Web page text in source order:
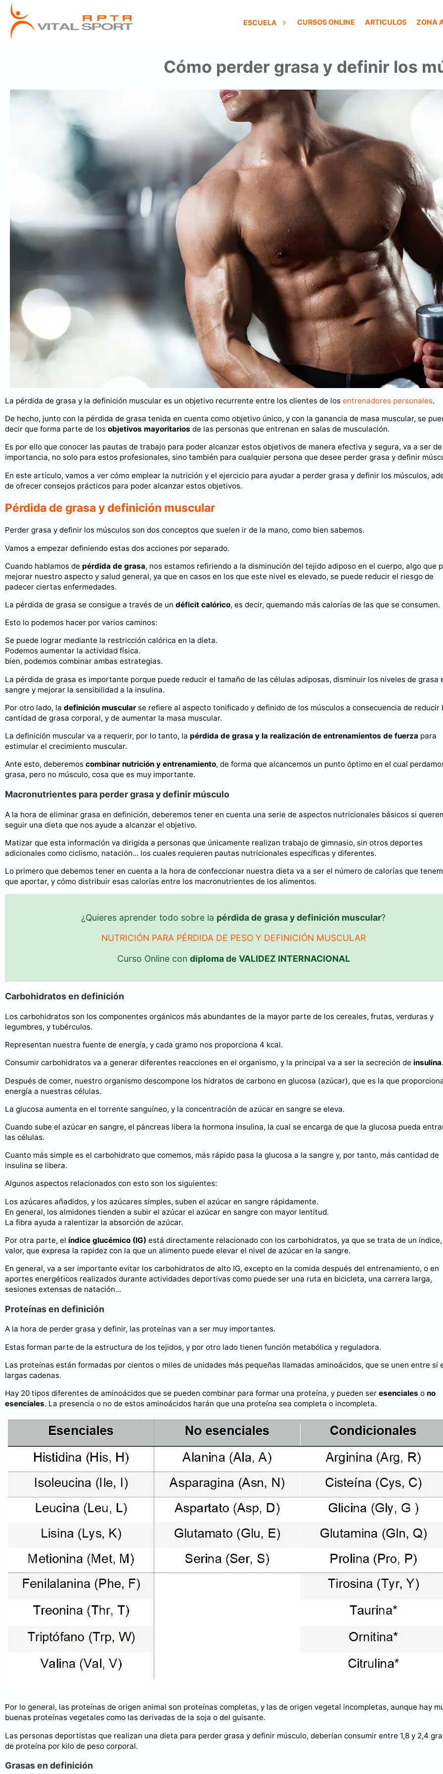
ESCUELA CURSOS ONLINE ARTICULOS ZONA
Cómo perder grasa y definir los
La pérdida de grasa y la definición muscular es un objetivo recurrente entre los clientes de los entrenadores personales.
De hecho, junto con la pérdida de grasa tenida en cuenta como objetivo único, y con la ganancia de masa muscular, se
decir que forma parte de los objetivos mayoritarios de las personas que entrenan en salas de musculación.
Es por ello que conocer las pautas de trabajo para poder alcanzar estos objetivos de manera efectiva y segura, va a ser
importancia, no solo para estos profesionales, sino también para cualquier persona que desee perder grasa y definir
En este artículo, vamos a ver cómo emplear la nutrición y el ejercicio para ayudar a perder grasa y definir los músculos,
de ofrecer consejos prácticos para poder alcanzar estos objetivos.
Pérdida de grasa y definición muscular
Perder grasa y definir los músculos son dos conceptos que suelen ir de la mano, como bien sabemos.
Vamos a empezar definiendo estas dos acciones por separado.
Cuando hablamos de pérdida de grasa, nos estamos refiriendo a la disminución del tejido adiposo en el cuerpo, algo que
mejorar nuestro aspecto y salud general, ya que en casos en los que este nivel es elevado, se puede reducir el riesgo de
padecer ciertas enfermedades.
La pérdida de grasa se consigue a través de un déficit calórico, es decir, quemando más calorías de las que se consumen.
Esto lo podemos hacer por varios caminos:
Se puede lograr mediante la restricción calórica en la dieta.
Podemos aumentar la actividad física.
bien, podemos combinar ambas estrategias.
La pérdida de grasa es importante porque puede reducir el tamaño de las células adiposas, disminuir los niveles de grasa
sangre y mejorar la sensibilidad a la insulina.
Por otro lado, la definición muscular se refiere al aspecto tonificado y definido de los músculos a consecuencia de reducir
cantidad de grasa corporal, y de aumentar la masa muscular.
La definición muscular va a requerir, por lo tanto, la pérdida de grasa y la realización de entrenamientos de fuerza para
estimular el crecimiento muscular.
Ante esto, deberemos combinar nutrición y entrenamiento, de forma que alcancemos un punto óptimo en el cual
grasa, pero no músculo, cosa que es muy importante.
Macronutrientes para perder grasa y definir músculo
A la hora de eliminar grasa en definición, deberemos tener en cuenta una serie de aspectos nutricionales básicos si
seguir una dieta que nos ayude a alcanzar el objetivo.
Matizar que esta información va dirigida a personas que únicamente realizan trabajo de gimnasio, sin otros deportes
adicionales como ciclismo, natación... los cuales requieren pautas nutricionales específicas y diferentes.
Lo primero que debemos tener en cuenta a la hora de confeccionar nuestra dieta va a ser el número de calorías que
que aportar, y cómo distribuir esas calorías entre los macronutrientes de los alimentos.
¿Quieres aprender todo sobre la pérdida de grasa y definición muscular?
NUTRICIÓN PARA PÉRDIDA DE PESO Y DEFINICIÓN MUSCULAR
Curso Online con diploma de VALIDEZ INTERNACIONAL
Carbohidratos en definición
Los carbohidratos son los componentes orgánicos más abundantes de la mayor parte de los cereales, frutas, verduras y
legumbres, y tubérculos.
Representan nuestra fuente de energía, y cada gramo nos proporciona 4 kcal.
Consumir carbohidratos va a generar diferentes reacciones en el organismo, y la principal va a ser la secreción de insulina.
Después de comer, nuestro organismo descompone los hidratos de carbono en glucosa (azúcar), que es la que
energía a nuestras células.
La glucosa aumenta en el torrente sanguíneo, y la concentración de azúcar en sangre se eleva.
Cuando sube el azúcar en sangre, el páncreas libera la hormona insulina, la cual se encarga de que la glucosa pueda
las células.
Cuanto más simple es el carbohidrato que comemos, más rápido pasa la glucosa a la sangre y, por tanto, más cantidad de
insulina se libera.
Algunos aspectos relacionados con esto son los siguientes:
Los azúcares añadidos, y los azúcares simples, suben el azúcar en sangre rápidamente.
En general, los almidones tienden a subir el azúcar el azúcar en sangre con mayor lentitud.
La fibra ayuda a ralentizar la absorción de azúcar.
Por otra parte, el índice glucémico (IG) está directamente relacionado con los carbohidratos, ya que se trata de un
valor, que expresa la rapidez con la que un alimento puede elevar el nivel de azúcar en la sangre.
En general, va a ser importante evitar los carbohidratos de alto IG, excepto en la comida después del entrenamiento, o en
aportes energéticos realizados durante actividades deportivas como puede ser una ruta en bicicleta, una carrera larga,
sesiones extensas de natación...
Proteínas en definición
A la hora de perder grasa y definir, las proteínas van a ser muy importantes.
Estas forman parte de la estructura de los tejidos, y por otro lado tienen función metabólica y reguladora.
Las proteínas están formadas por cientos o miles de unidades más pequeñas llamadas aminoácidos, que se unen entre sí
largas cadenas.
Hay 20 tipos diferentes de aminoácidos que se pueden combinar para formar una proteína, y pueden ser esenciales o no
esenciales. La presencia o no de estos aminoácidos harán que una proteína sea completa o incompleta.
Por lo general, las proteínas de origen animal son proteínas completas, y las de origen vegetal incompletas, aunque hay
buenas proteínas vegetales como las derivadas de la soja o del guisante.
Las personas deportistas que realizan una dieta para perder grasa y definir músculo, deberían consumir entre 1,8 y 2,4
de proteína por kilo de peso corporal.
Grasas en definición